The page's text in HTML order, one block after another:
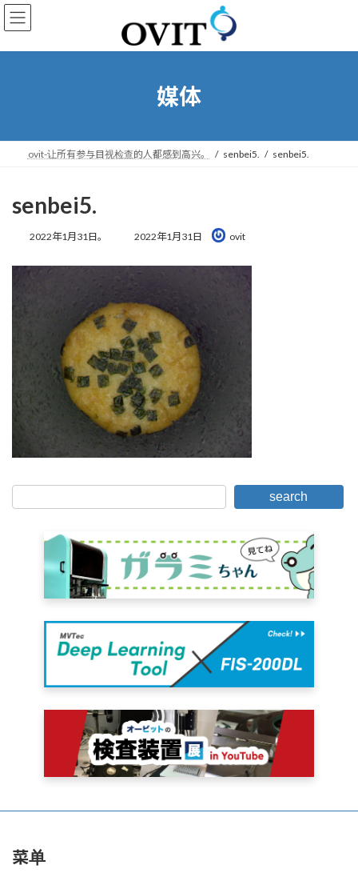
跳
到
容
转
到
航
媒体
ovit-让所有参与目视检查的人都感到高兴。 senbei5. senbei5.
senbei5.
2022年1月31日。
最
间：
2022年1月31日 ovit
search
菜单